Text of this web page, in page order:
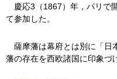
慶応3（1867）年，パリで
て参加した。
薩摩藩は幕府とは別に「日
藩の存在を西欧諸国に印象づ